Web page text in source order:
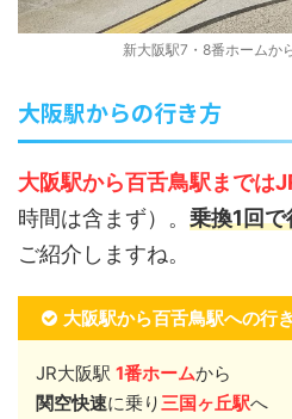
新大阪駅7・8番ホームか
大阪駅からの行き方
大阪駅から百舌鳥駅までは
時間は含まず）。 乗換1回
ご紹介しますね。
大阪駅から百舌鳥駅への行
JR大阪駅 1番ホームから
関空快速に乗り三国ヶ丘駅へ